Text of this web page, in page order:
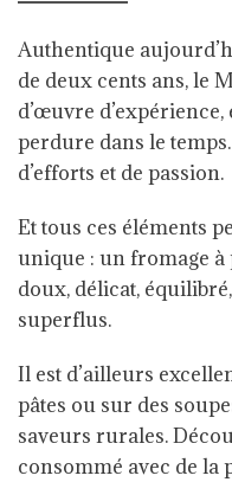
Authentique
de deux cents ans, le
d’œuvre
perdure dans le
d’efforts et de passion.
Et tous ces éléments
unique : un fromage à
doux, délicat,
superflus.
Il est d’ailleurs
pâtes ou sur des
saveurs rurales.
consommé avec de la